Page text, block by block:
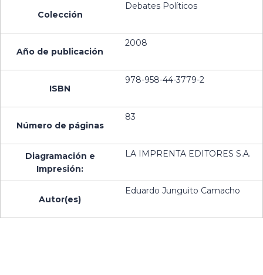
Colección
Debates Políticos
Año de publicación
2008
ISBN
978-958-44-3779-2
Número de páginas
83
Diagramación e
Impresión:
LA IMPRENTA EDITORES S.A.
Autor(es)
Eduardo Junguito Camacho